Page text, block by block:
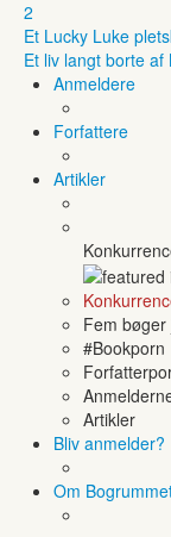
2
Et Lucky Luke
Et liv langt borte af
Anmeldere
Forfattere
Artikler
Fem
#Bookporn
Artikler
Bliv anmelder?
Om